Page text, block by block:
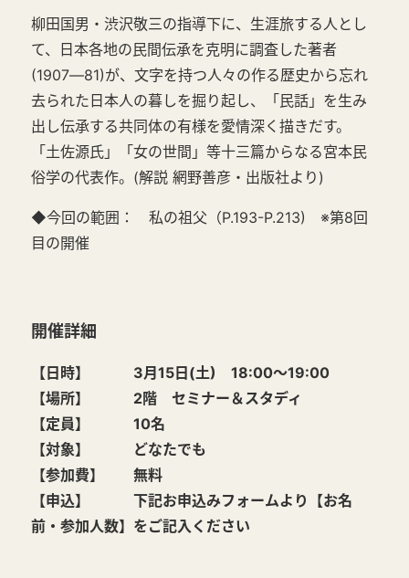
柳田国男・渋沢敬三の指導下に、生涯旅する人とし
て、日本各地の民間伝承を克明に調査した著者
(1907―81)が、文字を持つ人々の作る歴史から忘れ
去られた日本人の暮しを掘り起し、「民話」を生み
出し伝承する共同体の有様を愛情深く描きだす。
「土佐源氏」「女の世間」等十三篇からなる宮本民
俗学の代表作。(解説 網野善彦・出版社より)
◆今回の範囲： 私の祖父（P.193-P.213) ※第8回
目の開催
開催詳細
【日時】 3月15日(土) 18:00～19:00
【場所】 2階 セミナー＆スタディ
【定員】 10名
【対象】 どなたでも
【参加費】 無料
【申込】 下記お申込みフォームより【お名
前・参加人数】をご記入ください